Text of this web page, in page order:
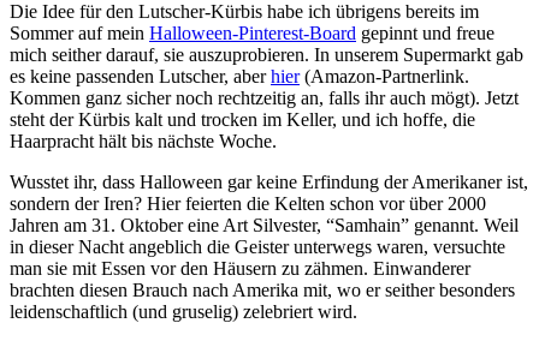
Die Idee für den Lutscher-Kürbis habe ich übrigens bereits im
Sommer auf mein Halloween-Pinterest-Board gepinnt und freue
mich seither darauf, sie auszuprobieren. In unserem Supermarkt gab
es keine passenden Lutscher, aberhier(Amazon-Partnerlink.
Kommen ganz sicher noch rechtzeitig an, falls ihr auch mögt). Jetzt
steht der Kürbis kalt und trocken im Keller, und ich hoffe, die
Haarpracht hält bis nächste Woche.
Wusstet ihr, dass Halloween gar keine Erfindung der Amerikaner ist,
sondern der Iren? Hier feierten die Kelten schon vor über 2000
Jahren am 31. Oktober eine Art Silvester, “Samhain” genannt. Weil
in dieser Nacht angeblich die Geister unterwegs waren, versuchte
man sie mit Essen vor den Häusern zu zähmen. Einwanderer
brachten diesen Brauch nach Amerika mit, wo er seither besonders
leidenschaftlich (und gruselig) zelebriert wird.